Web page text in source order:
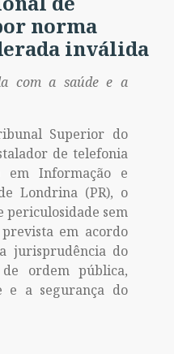
norma
inválida
com a saúde e a
Superior do
de telefonia
em Informação e
Londrina (PR), o
periculosidade sem
em acordo
jurisprudência do
ordem pública,
e a segurança do